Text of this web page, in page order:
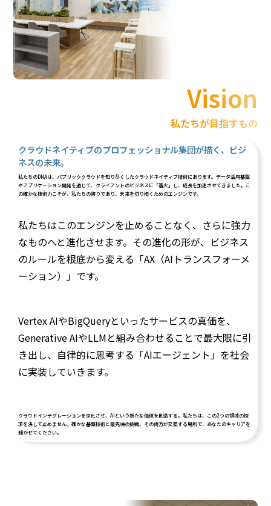
Vision
私たちが目指すもの
クラウドネイティブのプロフェッショナル集団が描く、ビジ
ネスの未来。
私たちのDNAは、パプリッククラウドを知り尽くしたクラウドネイティブ技術にあります。データ活用基盤
やアプリケーション開発を通じて、クライアントのビジネスに「着火」し、成長を加速させてきました。こ
の確かな技術力こそが、私たちの誇りであり、未来を切り拓くためのエンジンです。
私たちはこのエンジンを止めることなく、さらに強力
なものへと進化させます。その進化の形が、ビジネス
のルールを根底から変える「AX（AIトランスフォーメ
ーション）」です。
Vertex AIやBigQueryといったサービスの真価を、
Generative AIやLLMと組み合わせることで最大限に引
き出し、自律的に思考する「AIエージェント」を社会
に実装していきます。
クラウドインテグレーションを深化させ、AIという新たな価値を創造する。私たちは、この2つの領域の探
求を決して止めません。確かな基盤技術と最先端の挑戦、その両方が交差する場所で、あなたのキャリアを
輝かせてください。